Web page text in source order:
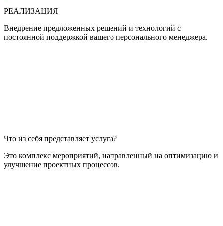
РЕАЛИЗАЦИЯ
Внедрение предложенных решений и технологий с
постоянной поддержкой вашего персонального менеджера.
Что из себя представляет услуга?
Это комплекс мероприятий, направленный на оптимизацию и
улучшение проектных процессов.